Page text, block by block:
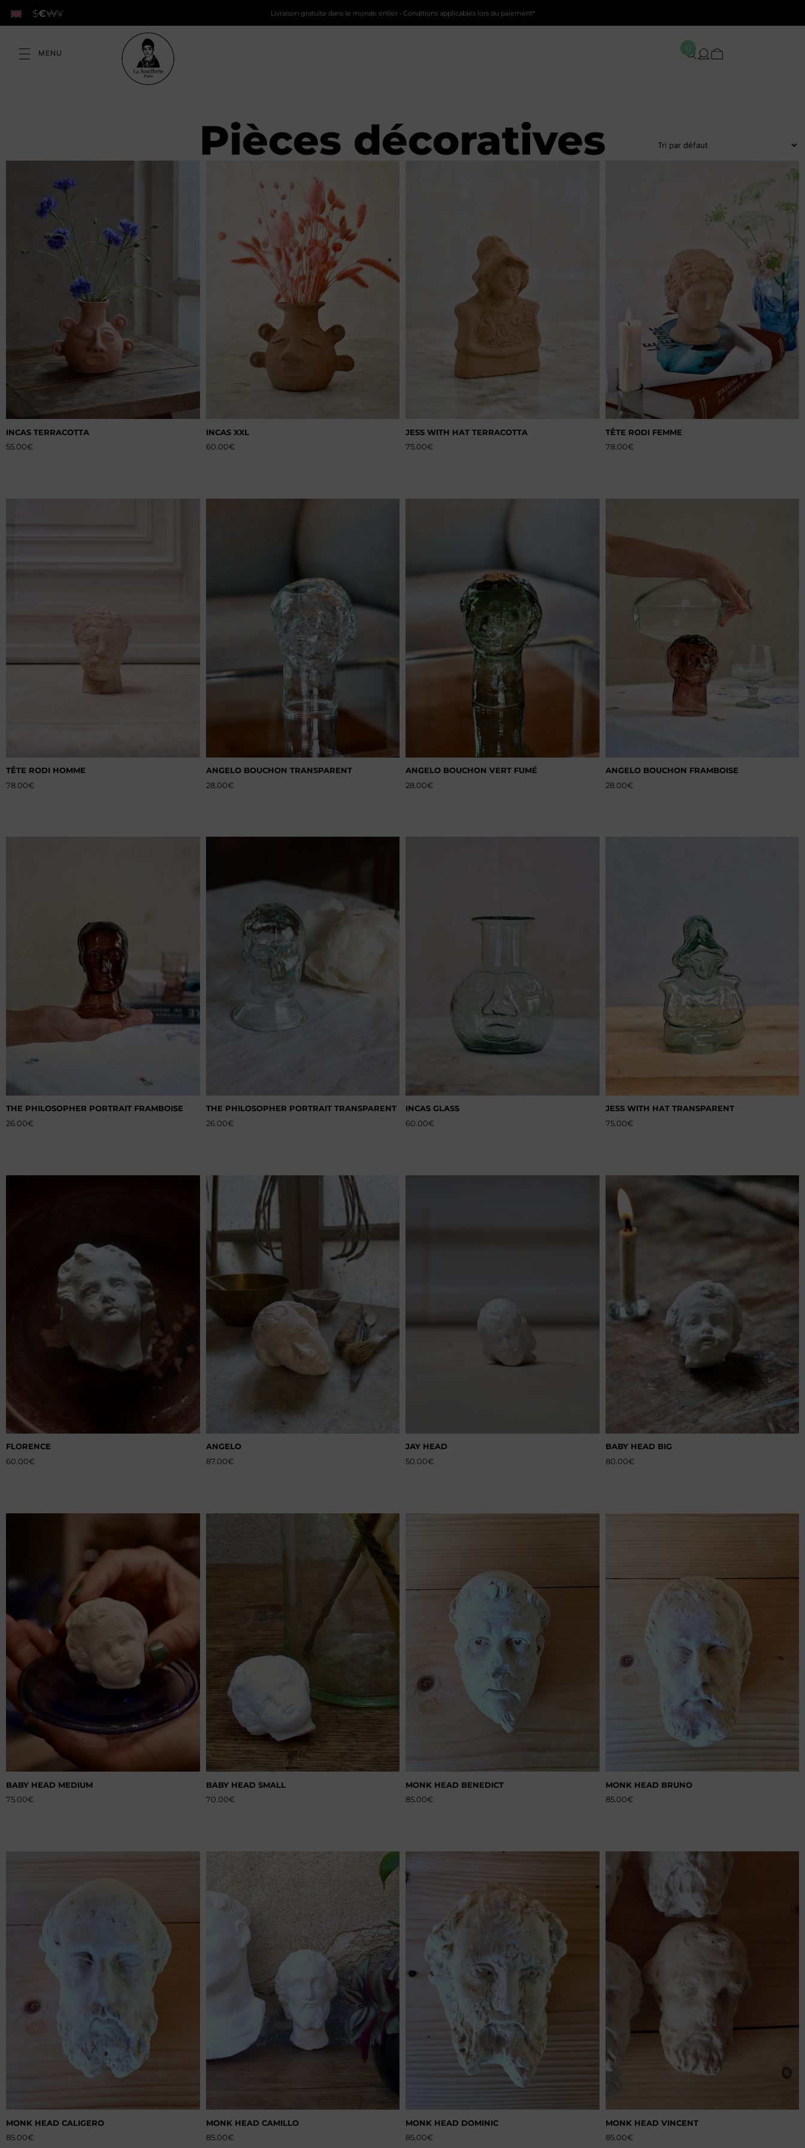
$€₩¥ Livraison gratuite dans le monde entier • Conditions applicables lors du paiement*
0
Pièces décoratives
INCAS TERRACOTTA
55.00€
INCAS XXL
60.00€
JESS WITH HAT TERRACOTTA
75.00€
TÊTE RODI FEMME
78.00€
TÊTE RODI HOMME
78.00€
ANGELO BOUCHON TRANSPARENT
28.00€
ANGELO BOUCHON VERT FUMÉ
28.00€
ANGELO BOUCHON FRAMBOISE
28.00€
THE PHILOSOPHER PORTRAIT FRAMBOISE
26.00€
THE PHILOSOPHER PORTRAIT TRANSPARENT
26.00€
INCAS GLASS
60.00€
JESS WITH HAT TRANSPARENT
75.00€
FLORENCE
60.00€
ANGELO
87.00€
JAY HEAD
50.00€
BABY HEAD BIG
80.00€
BABY HEAD MEDIUM
75.00€
BABY HEAD SMALL
70.00€
MONK HEAD BENEDICT
85.00€
MONK HEAD BRUNO
85.00€
MONK HEAD CALIGERO
85.00€
MONK HEAD CAMILLO
85.00€
MONK HEAD DOMINIC
85.00€
MONK HEAD VINCENT
85.00€